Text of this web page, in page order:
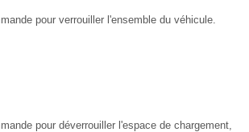
pour verrouiller l'ensemble du véhicule.
pour déverrouiller l'espace de chargement,